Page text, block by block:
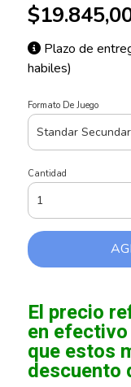
Plazo de
habiles)
Formato De Juego
Cantidad
El precio
en
que estos
descuento